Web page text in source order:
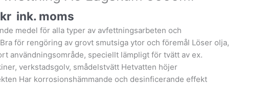
kr ink. moms
medel för alla typer av avfettningsarbeten och
för rengöring av grovt smutsiga ytor och föremål Löser olja,
användningsområde, speciellt lämpligt för tvätt av ex.
verkstadsgolv, smådelstvätt Hetvatten höjer
Har korrosionshämmande och desinficerande effekt